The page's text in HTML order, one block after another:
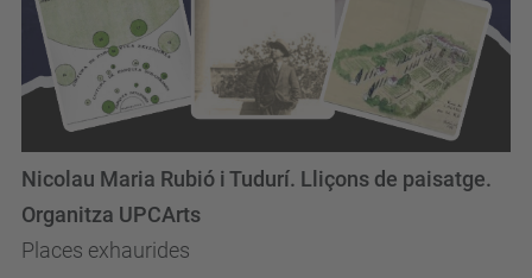
Places exhaurides
Nicolau Maria Rubió i Tudurí. Lliçons de paisatge.
Organitza UPCArts